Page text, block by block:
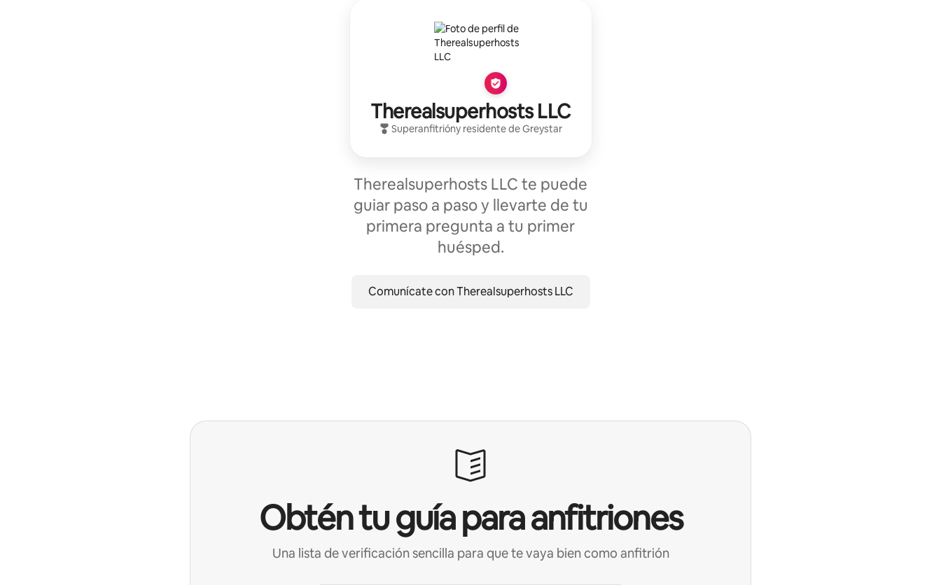
Therealsuperhosts LLC
Superanfitrióny residente deGreystar
Therealsuperhosts LLC te puede
guiar paso a paso y llevarte de tu
primera pregunta a tu primer
huésped.
Comunícate con Therealsuperhosts LLC
Obtén tu guía para anfitriones
Una lista de verificación sencilla para que te vaya bien como anfitrión